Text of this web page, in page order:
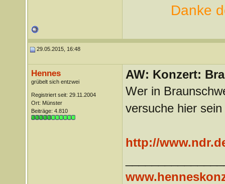
Danke
29.05.2015, 16:48
Hennes
grübelt sich entzwei
Registriert seit: 29.11.2004
Ort: Münster
Beiträge: 4.810
AW: Konzert:
Wer in
versuche hier
http://